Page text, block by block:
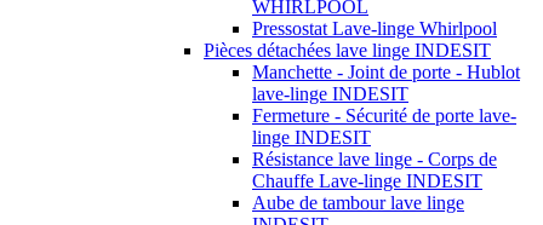
WHIRLPOOL
Pressostat Lave-linge Whirlpool
Pièces détachées lave linge INDESIT
Manchette - Joint de porte - Hublot
lave-linge INDESIT
Fermeture - Sécurité de porte lave-
linge INDESIT
Résistance lave linge - Corps de
Chauffe Lave-linge INDESIT
Aube de tambour lave linge